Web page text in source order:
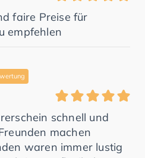
faire Preise für
empfehlen
schnell und
machen
waren immer lustig